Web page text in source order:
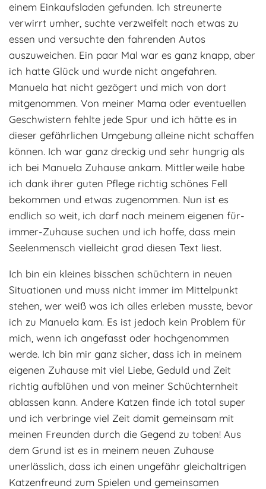
einem Einkaufsladen gefunden. Ich streunerte
verwirrt umher, suchte verzweifelt nach etwas zu
essen und versuchte den fahrenden Autos
auszuweichen. Ein paar Mal war es ganz knapp, aber
ich hatte Glück und wurde nicht angefahren.
Manuela hat nicht gezögert und mich von dort
mitgenommen. Von meiner Mama oder eventuellen
Geschwistern fehlte jede Spur und ich hätte es in
dieser gefährlichen Umgebung alleine nicht schaffen
können. Ich war ganz dreckig und sehr hungrig als
ich bei Manuela Zuhause ankam. Mittlerweile habe
ich dank ihrer guten Pflege richtig schönes Fell
bekommen und etwas zugenommen. Nun ist es
endlich so weit, ich darf nach meinem eigenen für-
immer-Zuhause suchen und ich hoffe, dass mein
Seelenmensch vielleicht grad diesen Text liest.
Ich bin ein kleines bisschen schüchtern in neuen
Situationen und muss nicht immer im Mittelpunkt
stehen, wer weiß was ich alles erleben musste, bevor
ich zu Manuela kam. Es ist jedoch kein Problem für
mich, wenn ich angefasst oder hochgenommen
werde. Ich bin mir ganz sicher, dass ich in meinem
eigenen Zuhause mit viel Liebe, Geduld und Zeit
richtig aufblühen und von meiner Schüchternheit
ablassen kann. Andere Katzen finde ich total super
und ich verbringe viel Zeit damit gemeinsam mit
meinen Freunden durch die Gegend zu toben! Aus
dem Grund ist es in meinem neuen Zuhause
unerlässlich, dass ich einen ungefähr gleichaltrigen
Katzenfreund zum Spielen und gemeinsamen